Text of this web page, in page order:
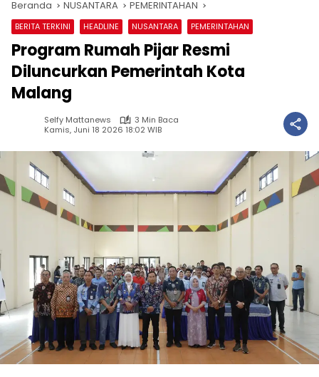
Beranda NUSANTARA PEMERINTAHAN
BERITA TERKINI HEADLINE NUSANTARA PEMERINTAHAN
Program Rumah Pijar Resmi
Diluncurkan Pemerintah Kota
Malang
Selfy Mattanews
3 Min Baca
Kamis, Juni 18 2026 18:02 WIB